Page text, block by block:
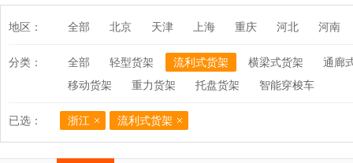
地区： 全部 北京 天津 上海 重庆 河北 河南
分类： 全部 轻型货架 流利式货架 横梁式货架
通廊
移动货架
重力货架 托盘货架 智能穿梭车
已选： 浙江 流利式货架